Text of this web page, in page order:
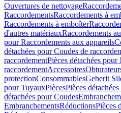
Ouvertures de nettoyage
RaccordementsRaccordements à
Raccordements à emboîter
d'autres matériauxRaccordements
pour Raccordements aux appareils
détachées pour Coudes de
raccordementPièces détachées pour
raccordementAccessoires
protectionConsommablesGeberit
pour TuyauxPiècesPièces
détachées pour Coudes
EmbranchementsRéductionsPièces